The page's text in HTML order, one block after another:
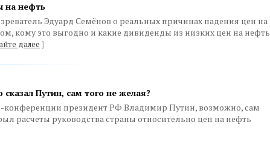
на нефть
Эдуард Семёнов о реальных причинах падения цен на
кому это выгодно и какие дивиденды из низких цен на нефть
далее }
Путин, сам того не желая?
конференции президент РФ Владимир Путин, возможно, сам
расчеты руководства страны относительно цен на нефть